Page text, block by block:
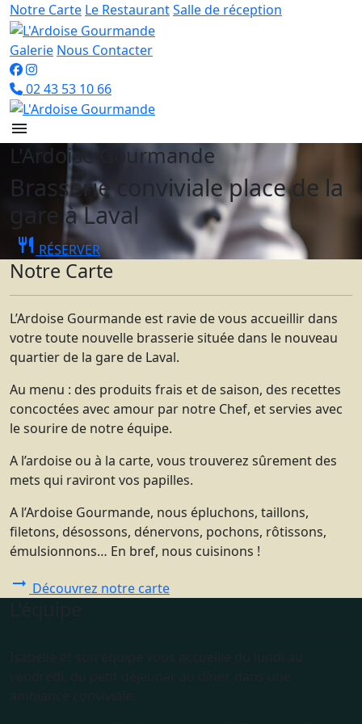
Notre Carte Le RestaurantSalle de réception
Galerie Nous Contacter
02 43 53 10 66
menu
L'Ardoise Gourmande
Brasserie conviviale place de la
gare à Laval
restaurant RÉSERVER
Notre Carte
L’Ardoise Gourmande est ravie de vous accueillir dans
votre toute nouvelle brasserie située dans le nouveau
quartier de la gare de Laval.
Au menu : des produits frais et de saison, des recettes
concoctées avec amour par notre Chef, et servies avec
le sourire de notre équipe.
A l’ardoise ou à la carte, vous trouverez sûrement des
mets qui raviront vos papilles.
A l’Ardoise Gourmande, nous épluchons, taillons,
filetons, désossons, dénervons, pochons, rôtissons,
émulsionnons… En bref, nous cuisinons !
arrow_right_alt Découvrez notre carte